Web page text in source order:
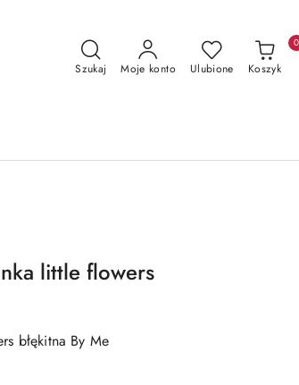
Szukaj Moje konto Ulubione Koszyk
0
little flowers
błękitna By Me